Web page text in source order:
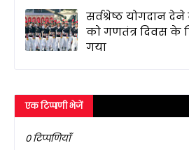
सर्वश्रेष्ठ योगदान
को गणतंत्र दिवस के
गया
एक टिप्पणी भेजें
0 टिप्पणियाँ